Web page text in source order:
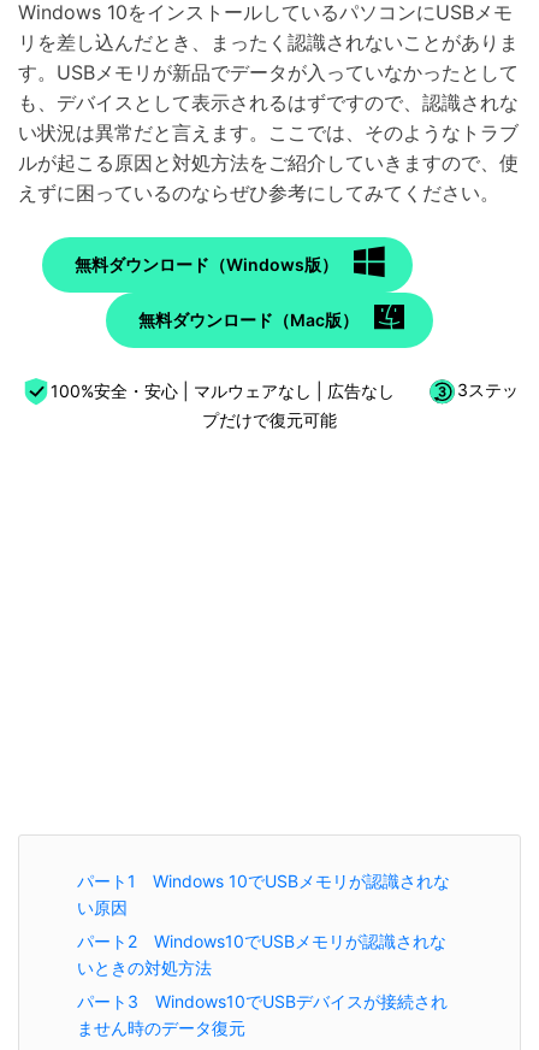
Windows 10をインストールしているパソコンにUSBメモ
リを差し込んだとき、まったく認識されないことがありま
す。USBメモリが新品でデータが入っていなかったとして
も、デバイスとして表示されるはずですので、認識されな
い状況は異常だと言えます。ここでは、そのようなトラブ
ルが起こる原因と対処方法をご紹介していきますので、使
えずに困っているのならぜひ参考にしてみてください。
無料ダウンロード（Windows版）
無料ダウンロード（Mac版）
100%安全・安心 | マルウェアなし | 広告なし
3ステッ
プだけで復元可能
パート1 Windows 10でUSBメモリが認識されな
い原因
パート2 Windows10でUSBメモリが認識されな
いときの対処方法
パート3 Windows10でUSBデバイスが接続され
ません時のデータ復元